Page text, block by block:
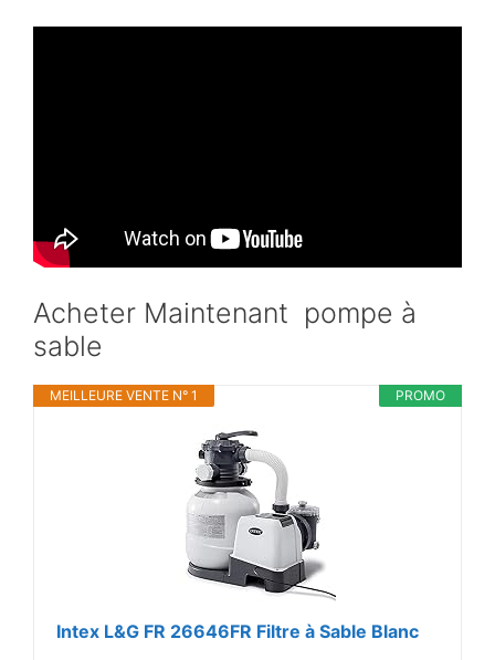
Acheter Maintenant pompe à
sable
PROMO
MEILLEURE VENTE N° 1
Intex L&G FR 26646FR Filtre à Sable Blanc